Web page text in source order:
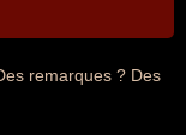
remarques ? Des